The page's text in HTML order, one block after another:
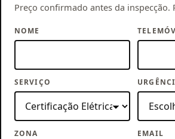
Preço confirmado antes da inspecção.
NOME
SERVIÇO
ZONA EMAIL